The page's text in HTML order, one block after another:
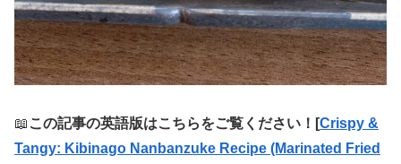
📖 この記事の英語版はこちらをご覧ください！[Crispy &
Tangy: Kibinago Nanbanzuke Recipe (Marinated Fried